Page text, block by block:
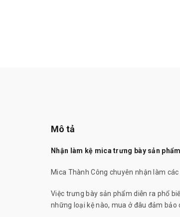
Mô tả
Nhận làm kệ mica trưng bày sản phẩm
Mica Thành Công chuyên nhận làm các
Việc trưng bày sản phẩm diễn ra phổ
những loại kệ nào, mua ở đâu đảm